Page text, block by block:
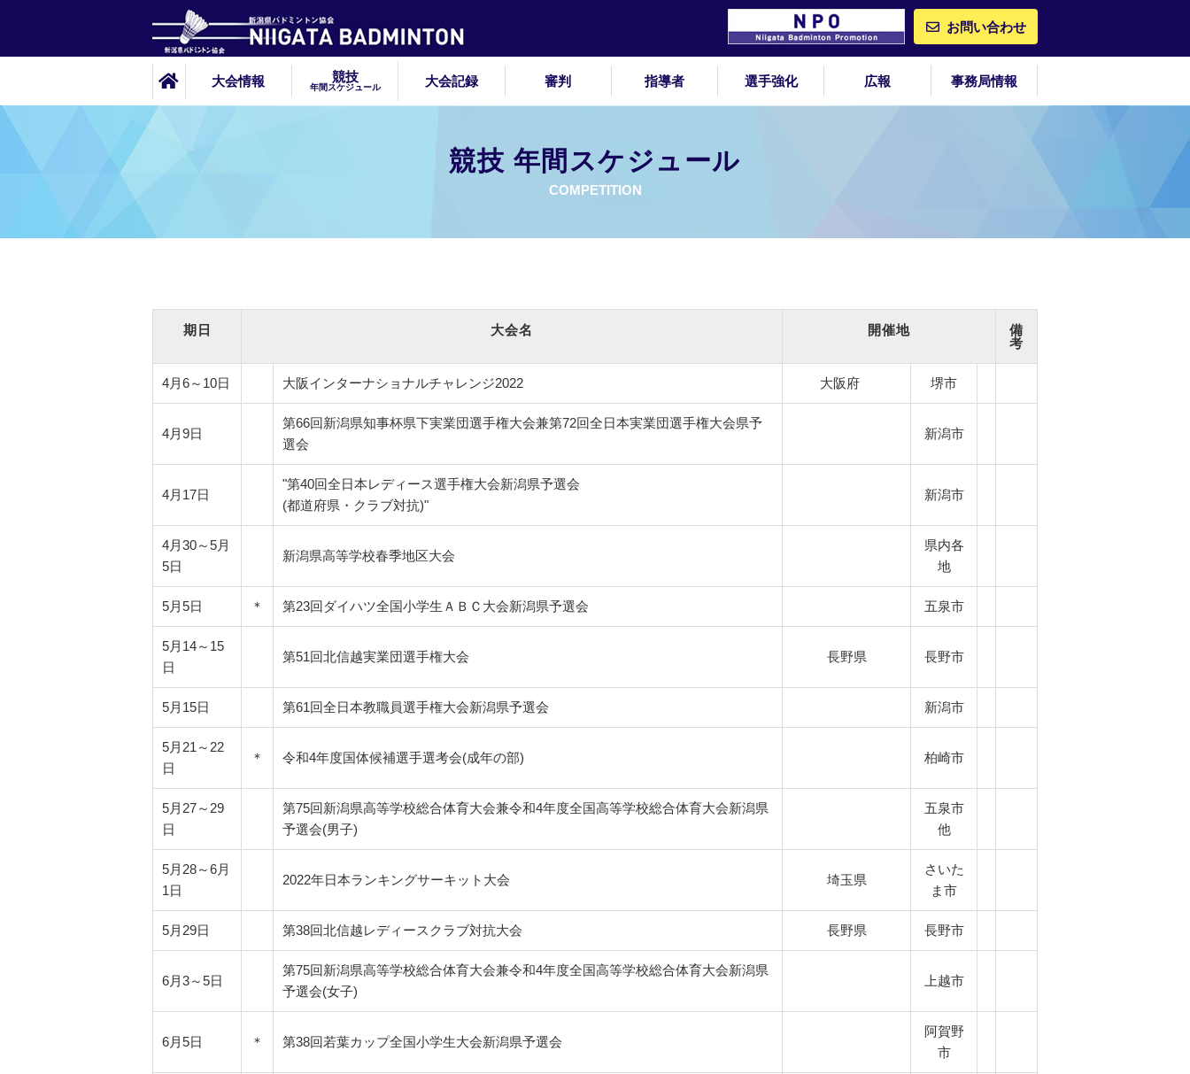
お問い合わせ
大会情報 競技
年間スケジュール 大会記録 審判 指導者 選手強化 広報 事務局情報
競技 年間スケジュール
COMPETITION
期日 大会名 開催地
備
考
4月6～10日 大阪インターナショナルチャレンジ2022 大阪府 堺市
4月9日
第66回新潟県知事杯県下実業団選手権大会兼第72回全日本実業団選手権大会県予
選会
新潟市
4月17日
"第40回全日本レディース選手権大会新潟県予選会
(都道府県・クラブ対抗)"
新潟市
4月30～5月
5日
新潟県高等学校春季地区大会
県内各
地
5月5日 ＊ 第23回ダイハツ全国小学生ＡＢＣ大会新潟県予選会 五泉市
5月14～15
日
第51回北信越実業団選手権大会 長野県 長野市
5月15日 第61回全日本教職員選手権大会新潟県予選会 新潟市
5月21～22
日
＊ 令和4年度国体候補選手選考会(成年の部) 柏崎市
5月27～29
日
第75回新潟県高等学校総合体育大会兼令和4年度全国高等学校総合体育大会新潟県
予選会(男子)
五泉市
他
5月28～6月
1日
2022年日本ランキングサーキット大会 埼玉県
さいた
ま市
5月29日 第38回北信越レディースクラブ対抗大会 長野県 長野市
6月3～5日
第75回新潟県高等学校総合体育大会兼令和4年度全国高等学校総合体育大会新潟県
予選会(女子)
上越市
6月5日 ＊ 第38回若葉カップ全国小学生大会新潟県予選会
阿賀野
市